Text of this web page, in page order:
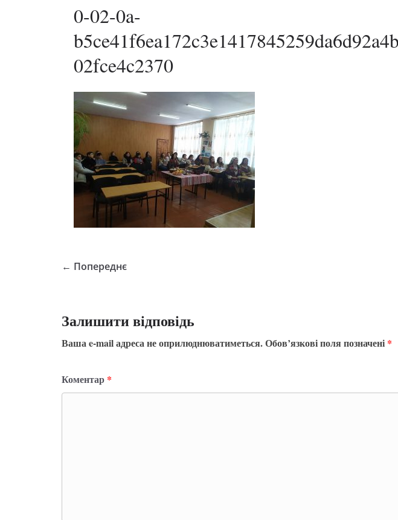
0-02-0a-
02fce4c2370
← Попереднє
Залишити відповідь
Ваша e-mail адреса не оприлюднюватиметься.Обов’язкові поля позначені *
Коментар *